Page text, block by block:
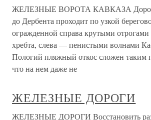
ЖЕЛЕЗНЫЕ ВОРОТА КАВКАЗА
до Дербента проходит по узкой
огражденной справа крутыми отрогами
хребта, слева — пенистыми волнами
Пологий пляжный откос сложен таким
что на нем даже не
ЖЕЛЕЗНЫЕ ДОРОГИ
ЖЕЛЕЗНЫЕ ДОРОГИ Восстановить